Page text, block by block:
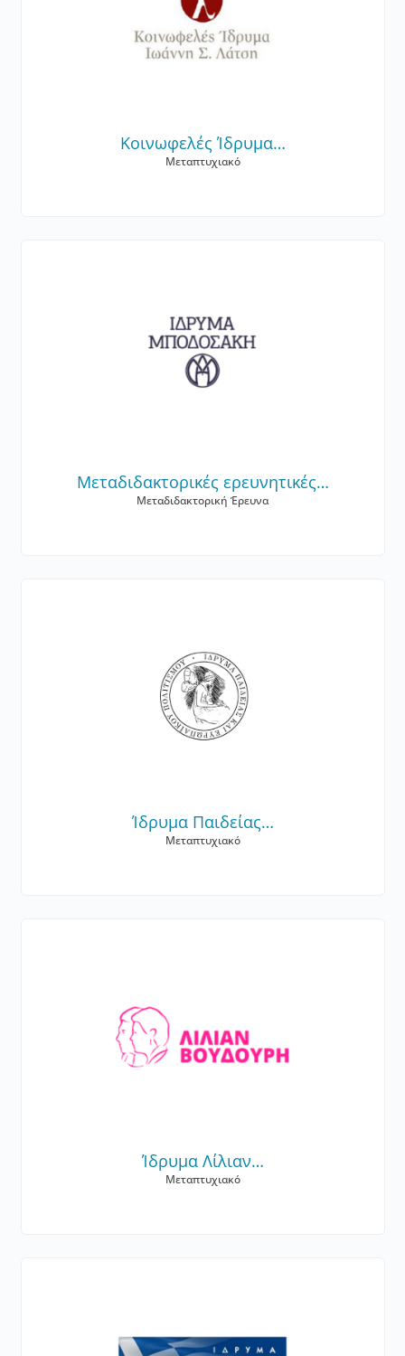
Κοινωφελές Ίδρυμα…
Μεταπτυχιακό
Μεταδιδακτορικές ερευνητικές…
Μεταδιδακτορική Έρευνα
Ίδρυμα Παιδείας…
Μεταπτυχιακό
Ίδρυμα Λίλιαν…
Μεταπτυχιακό